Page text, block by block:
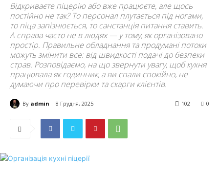
Відкриваєте піцерію або вже працюєте, але щось
постійно не так? То персонал плутається під ногами,
то піца запізнюється, то санстанція питання ставить.
А справа часто не в людях — у тому, як організовано
простір. Правильне обладнання та продумані потоки
можуть змінити все: від швидкості подачі до безпеки
страв. Розповідаємо, на що звернути увагу, щоб кухня
працювала як годинник, а ви спали спокійно, не
думаючи про перевірки та скарги клієнтів.
By admin 8 Грудня, 2025 0
102